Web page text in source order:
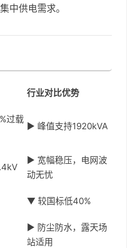
中供电需求。
行业对比优势
过载
▶ 峰值支持1920kVA
▶ 宽幅稳压，电网波
动无忧
▼ 较国标低40%
▶ 防尘防水，露天场
站适用